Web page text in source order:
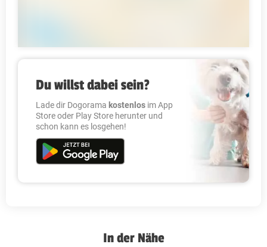
Du willst dabei sein?
Lade dir Dogorama kostenlos im App
Store oder Play Store herunter und
schon kann es losgehen!
In der Nähe